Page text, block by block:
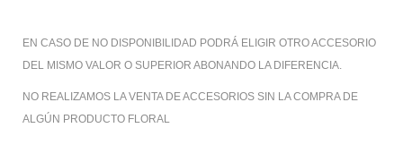
EN CASO DE NO DISPONIBILIDAD PODRÁ ELIGIR OTRO ACCESORIO
DEL MISMO VALOR O SUPERIOR ABONANDO LA DIFERENCIA.
NO REALIZAMOS LA VENTA DE ACCESORIOS SIN LA COMPRA DE
ALGÚN PRODUCTO FLORAL